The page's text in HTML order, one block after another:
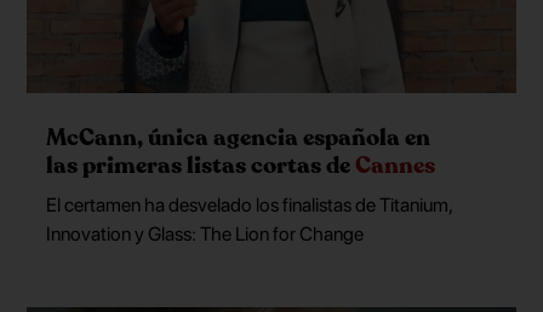
McCann, única agencia española en
las primeras listas cortas deCannes
El certamen ha desvelado los finalistas de Titanium,
Innovation y Glass: The Lion for Change